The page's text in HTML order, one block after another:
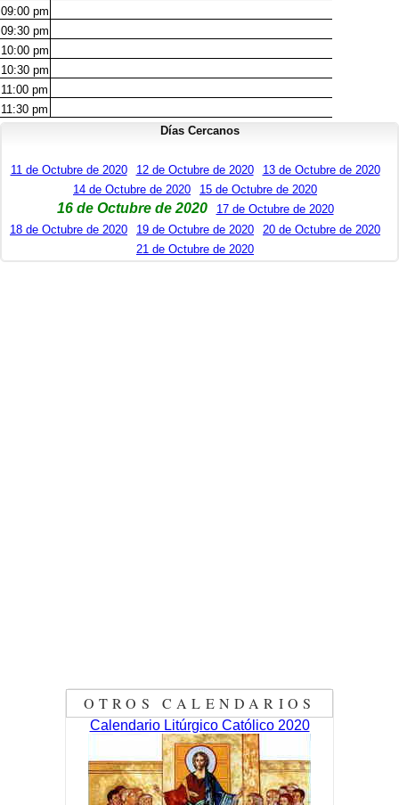
09:00 pm
09:30 pm
10:00 pm
10:30 pm
11:00 pm
11:30 pm
Días Cercanos
11 de Octubre de 2020 12 de Octubre de 2020
13 de Octubre de 2020
14 de Octubre de 2020
15 de Octubre de 2020
16 de Octubre de 2020
17 de Octubre de 2020
18 de Octubre de 2020
19 de Octubre de 2020
20 de Octubre de 2020
21 de Octubre de 2020
OTROS CALENDARIOS
Calendario Litúrgico Católico 2020